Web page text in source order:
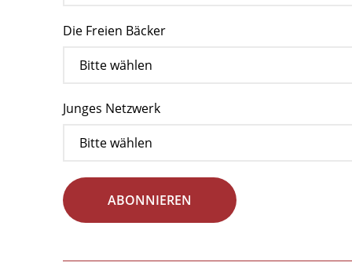
Die Freien Bäcker
Junges Netzwerk
ABONNIEREN